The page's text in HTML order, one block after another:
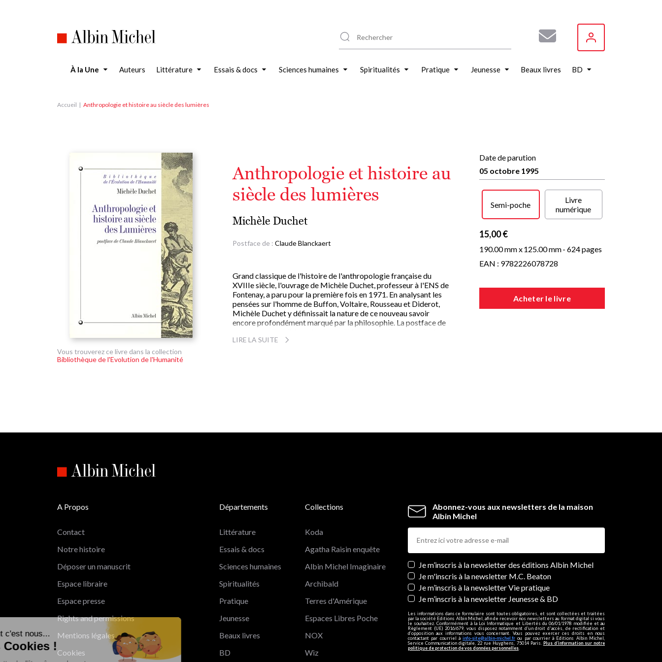
Salut c'est nous...
les Cookies !
À la Une Auteurs Littérature Essais & docs Sciences humaines Spiritualités Pratique Jeunesse Beaux livres BD
Accueil Anthropologie et histoire au siècle des lumières
Vous trouverez ce livre dans la collection
Bibliothèque de l'Evolution de l'Humanité
Anthropologie et histoire au
siècle des lumières
Michèle Duchet
Postface de : Claude Blanckaert
Grand classique de l'histoire de l'anthropologie française du
XVIIIe siècle, l'ouvrage de Michèle Duchet, professeur à l'ENS de
Fontenay, a paru pour la première fois en 1971. En analysant les
pensées sur l'homme de Buffon, Voltaire, Rousseau et Diderot,
Michèle Duchet y définissait la nature de ce nouveau savoir
encore profondément marqué par la philosophie. La postface de
Claude Blanckaert, nous rappelle le contexte intellectuel de cette
LIRE LA SUITE
Date de parution
05 octobre 1995
Semi-poche
Livre
numérique
15,00 €
190.00 mm x125.00 mm- 624 pages
EAN : 9782226078728
Acheter le livre
Abonnez-vous aux newsletters de la maison
Albin Michel
Newsletters
Je m’inscris à la newsletter des éditions Albin Michel
Je m'inscris à la newsletter M.C. Beaton
Je m’inscris à la newsletter Vie pratique
Je m’inscris à la newsletter Jeunesse & BD
Les informations dans ce formulaire sont toutes obligatoires, et sont collectées et traitées
par la société Editions Albin Michel, afin de recevoir nos newsletters au format digital si vous
le souhaitez. Conformément à la Loi Informatique et Libertés du 06/01/1978 modifiée et au
Règlement (UE) 2016/679, vous disposez notamment d'un droit d'accès, de rectification et
d’opposition aux informations vous concernant. Vous pouvez exercer ces droits en nous
contactant par courriel àinfo-site@albin-michel.fr ou par courrier à Editions Albin Michel,
Service Communication digitale, 22 rue Huyghens, 75014 Paris. Plus d’information sur notre
politique de protection de vos données personnelles
A Propos
Contact
Notre histoire
Déposer un manuscrit
Espace libraire
Espace presse
Rights and permissions
Mentions légales
Cookies
Départements
Littérature
Essais & docs
Sciences humaines
Spiritualités
Pratique
Jeunesse
Beaux livres
BD
Collections
Koda
Agatha Raisin enquête
Albin Michel Imaginaire
Archibald
Terres d'Amérique
Espaces Libres Poche
NOX
Wiz